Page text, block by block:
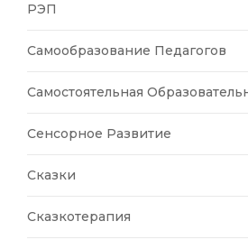
РЭП
Самообразование Педагогов
Самостоятельная
Сенсорное Развитие
Сказки
Сказкотерапия